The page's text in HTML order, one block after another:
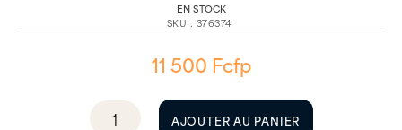
EN STOCK
SKU : 376374
11 500 Fcfp
quantité
AJOUTER AU PANIER